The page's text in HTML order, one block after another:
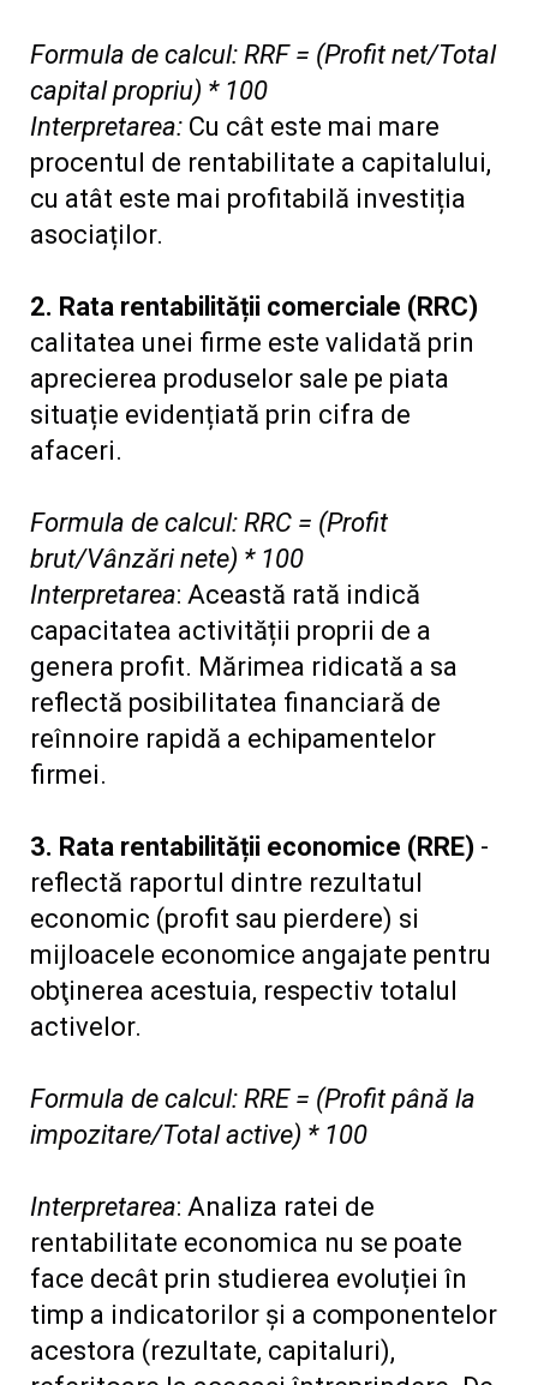
Formula de calcul: RRF = (Profit net/Total
capital propriu) * 100
Interpretarea: Cu cât este mai mare
procentul de rentabilitate a capitalului,
cu atât este mai profitabilă investiția
asociaților.
2. Rata rentabilității comerciale (RRC)
calitatea unei firme este validată prin
aprecierea produselor sale pe piata
situație evidențiată prin cifra de
afaceri.
Formula de calcul: RRC = (Profit
brut/Vânzări nete) * 100
Interpretarea: Această rată indică
capacitatea activității proprii de a
genera profit. Mărimea ridicată a sa
reflectă posibilitatea financiară de
reînnoire rapidă a echipamentelor
firmei.
3. Rata rentabilității economice (RRE) -
reflectă raportul dintre rezultatul
economic (profit sau pierdere) si
mijloacele economice angajate pentru
obţinerea acestuia, respectiv totalul
activelor.
Formula de calcul: RRE = (Profit până la
impozitare/Total active) * 100
Interpretarea: Analiza ratei de
rentabilitate economica nu se poate
face decât prin studierea evoluției în
timp a indicatorilor și a componentelor
acestora (rezultate, capitaluri),